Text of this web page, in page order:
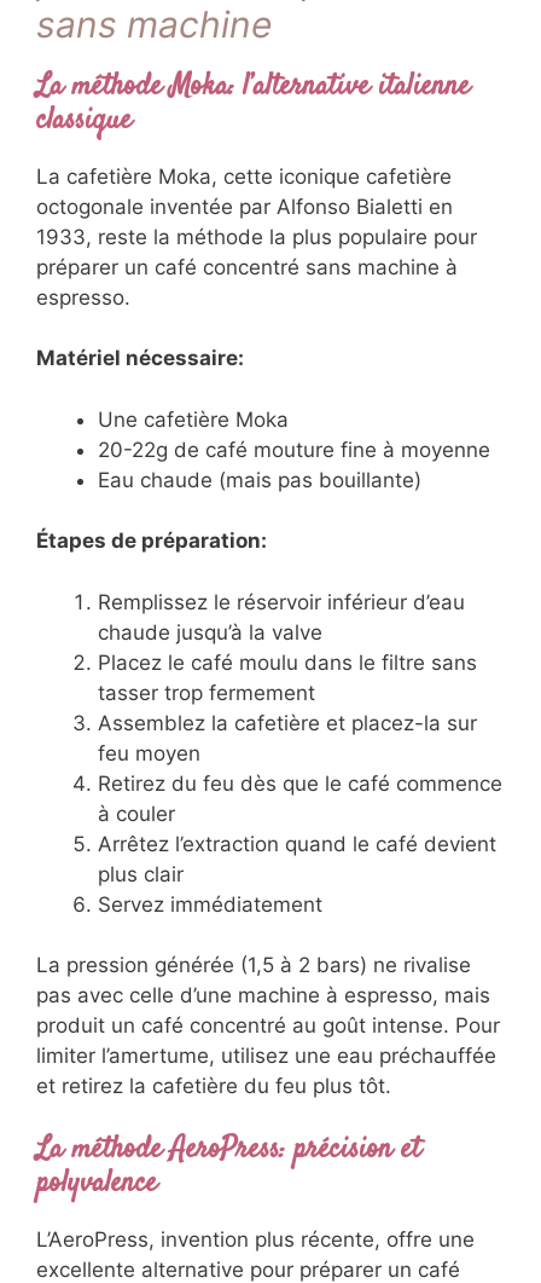
sans machine
La méthode Moka: l’alternative italienne
classique
La cafetière Moka, cette iconique cafetière
octogonale inventée par Alfonso Bialetti en
1933, reste la méthode la plus populaire pour
préparer un café concentré sans machine à
espresso.
Matériel nécessaire:
Une cafetière Moka
20-22g de café mouture fine à moyenne
Eau chaude (mais pas bouillante)
Étapes de préparation:
Remplissez le réservoir inférieur d’eau
chaude jusqu’à la valve
Placez le café moulu dans le filtre sans
tasser trop fermement
Assemblez la cafetière et placez-la sur
feu moyen
Retirez du feu dès que le café commence
à couler
Arrêtez l’extraction quand le café devient
plus clair
Servez immédiatement
La pression générée (1,5 à 2 bars) ne rivalise
pas avec celle d’une machine à espresso, mais
produit un café concentré au goût intense. Pour
limiter l’amertume, utilisez une eau préchauffée
et retirez la cafetière du feu plus tôt.
La méthode AeroPress: précision et
polyvalence
L’AeroPress, invention plus récente, offre une
excellente alternative pour préparer un café